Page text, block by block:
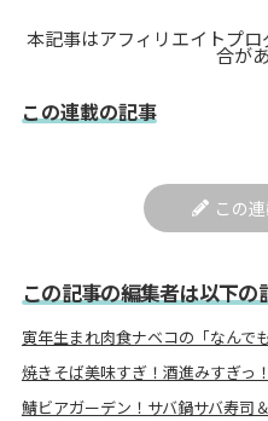
本記事はアフィリエイトプ
合が
この連載の記事
この
この記事の編集者は以下
寅年生まれ肉食ナベコの「なんで
焼きそば美味すぎ！酒進みすぎっ
鯖ビアガーデン！サバ鍋サバ寿司